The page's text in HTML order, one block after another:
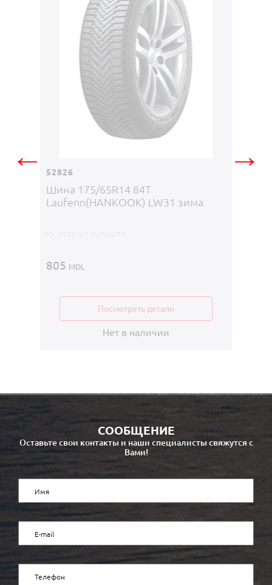
← 52826
Шина 175/65R14 84Т
Laufenn(HANKOOK) LW31 зима
805 MDL
Посмотреть детали
Нет в наличии
→
СООБЩЕНИЕ
Оставьте свои контакты и наши специалисты свяжутся с
Вами!